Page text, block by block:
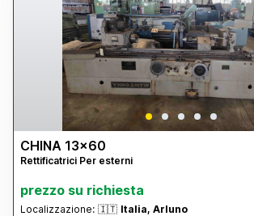
CHINA 13x60
Rettificatrici Per esterni
prezzo su richiesta
Localizzazione: 🇮🇹 Italia, Arluno